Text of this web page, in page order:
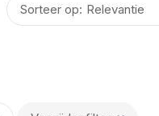
Sorteer op: